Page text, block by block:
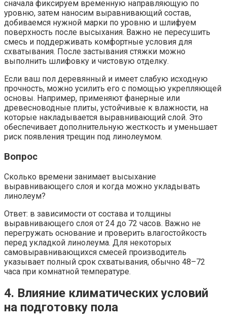
сначала фиксируем временную направляющую по
уровню, затем наносим выравнивающий состав,
добиваемся нужной марки по уровню и шлифуем
поверхность после высыхания. Важно не пересушить
смесь и поддерживать комфортные условия для
схватывания. После застывания стяжки можно
выполнить шлифовку и чистовую отделку.
Если ваш пол деревянный и имеет слабую исходную
прочность, можно усилить его с помощью укрепляющей
основы. Например, применяют фанерные или
древесноводные плиты, устойчивые к влажности, на
которые накладывается выравнивающий слой. Это
обеспечивает дополнительную жесткость и уменьшает
риск появления трещин под линолеумом.
Вопрос
Сколько времени занимает высыхание
выравнивающего слоя и когда можно укладывать
линолеум?
Ответ: в зависимости от состава и толщины
выравнивающего слоя от 24 до 72 часов. Важно не
перегружать основание и проверить влагостойкость
перед укладкой линолеума. Для некоторых
самовыравнивающихся смесей производитель
указывает полный срок схватывания, обычно 48–72
часа при комнатной температуре.
4. Влияние климатических условий
на подготовку пола